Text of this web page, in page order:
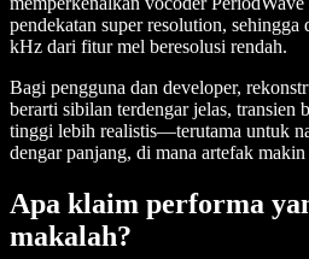
pendekatan super resolution,
kHz dari fitur mel beresolusi rendah.
Bagi pengguna dan developer,
berarti sibilan terdengar jelas, transien
tinggi lebih realistis—terutama untuk
dengar panjang, di mana artefak makin
Apa klaim performa
makalah?